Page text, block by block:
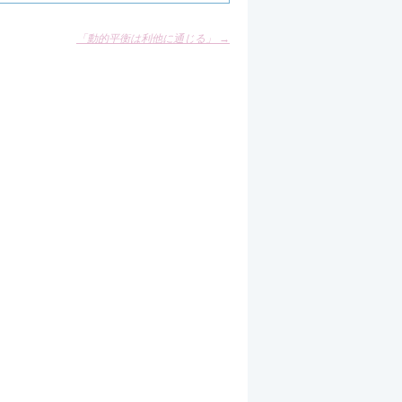
「動的平衡は利他に通じる」 →